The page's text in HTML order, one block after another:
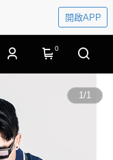
開啟APP
0
1/1